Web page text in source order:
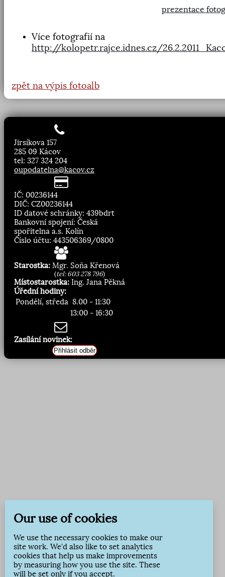
prezentace
Více fotografií na
http://kolopetr.rajce.idnes.cz/
zpět na výpis fotoalb
Jirsíkova 157
285 09 Kácov
tel: 327 324 204
oupodatelna@kacov.cz
IČ: 00236144
DIČ: CZ00236144
ID datové schránky: 439bdrt
Bankovní spojení: Česká
spořitelna a.s. Kolín
Číslo účtu: 443506369/0800
Starostka: Mgr. Soňa Křenová
(tel: 603 278 796)
Místostarostka: Ing. Jana Pěkná
Úřední hodiny:
Pondělí, středa 8.00 - 11:30
13:00 - 16:30
Zasílání novinek:
Přihlásit odběr
Our use of cookies
We use the necessary cookies to make our
site work. We'd also like to set analytics
cookies that help us make improvements
by measuring how you use the site. These
will be set only if you accept.